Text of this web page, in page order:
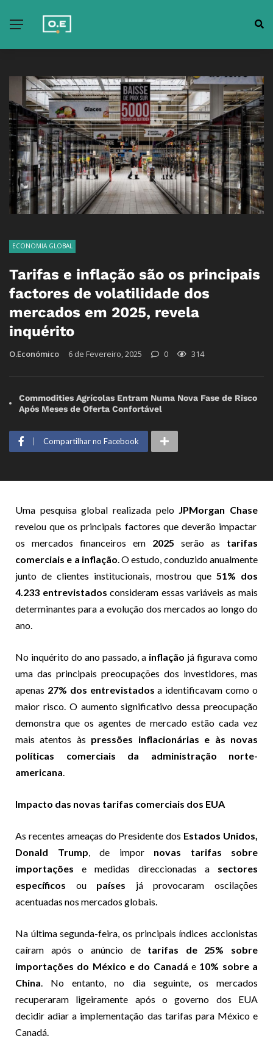
ECONOMIA GLOBAL
Tarifas e inflação são os principais
factores de volatilidade dos
mercados em 2025, revela
inquérito
O.Económico 6 de Fevereiro, 2025 0 314
Commodities Agrícolas Entram Numa Nova Fase de Risco
Após Meses de Oferta Confortável
Compartilhar no Facebook
Uma pesquisa global realizada pelo JPMorgan Chase
revelou que os principais factores que deverão impactar
os mercados financeiros em 2025 serão as tarifas
comerciais e a inflação . O estudo, conduzido anualmente
junto de clientes institucionais, mostrou que 51% dos
4.233 entrevistados consideram essas variáveis as mais
determinantes para a evolução dos mercados ao longo do
ano.
No inquérito do ano passado, a inflação já figurava como
uma das principais preocupações dos investidores, mas
apenas 27% dos entrevistados a identificavam como o
maior risco. O aumento significativo dessa preocupação
demonstra que os agentes de mercado estão cada vez
mais atentos às pressões inflacionárias e às novas
políticas comerciais da administração norte-
americana
Impacto das novas tarifas comerciais dos EUA
As recentes ameaças do Presidente dos Estados Unidos,
Donald Trump , de impor novas tarifas sobre
importações e medidas direccionadas a sectores
específicos ou países já provocaram oscilações
acentuadas nos mercados globais.
Na última segunda-feira, os principais índices accionistas
caíram após o anúncio de tarifas de 25% sobre
importações do México e do Canadá e 10% sobre a
China . No entanto, no dia seguinte, os mercados
recuperaram ligeiramente após o governo dos EUA
decidir adiar a implementação das tarifas para México e
Canadá.